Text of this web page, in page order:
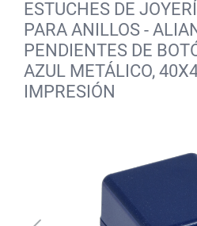
ESTUCHES DE
PARA ANILLOS -
PENDIENTES DE
AZUL METÁLICO,
IMPRESIÓN